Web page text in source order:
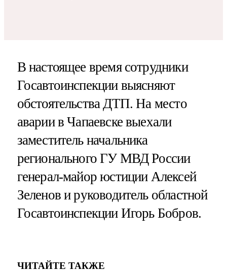
В настоящее время сотрудники
Госавтоинспекции выясняют
обстоятельства ДТП. На место
аварии в Чапаевске выехали
заместитель начальника
регионального ГУ МВД России
генерал-майор юстиции Алексей
Зеленов и руководитель областной
Госавтоинспекции Игорь Бобров.
ЧИТАЙТЕ ТАКЖЕ